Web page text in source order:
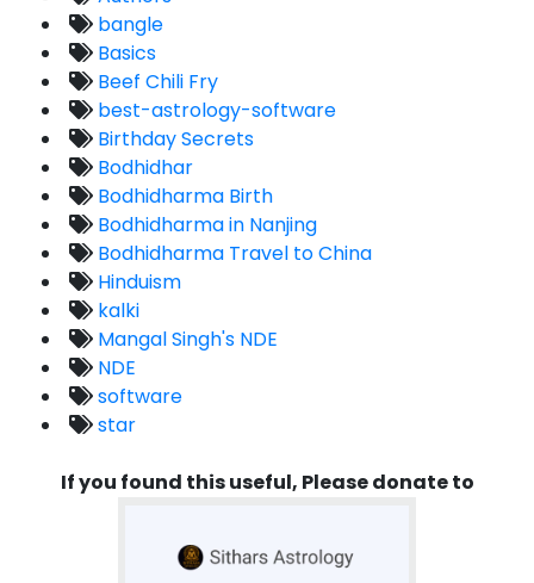
bangle
Basics
Beef Chili Fry
best-astrology-software
Birthday Secrets
Bodhidhar
Bodhidharma Birth
Bodhidharma in Nanjing
Bodhidharma Travel to China
Hinduism
kalki
Mangal Singh's NDE
NDE
software
star
If you found this useful, Please donate to